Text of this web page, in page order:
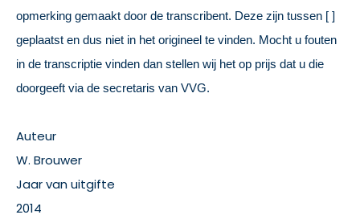
opmerking gemaakt door de transcribent. Deze zijn tussen [ ]
geplaatst en dus niet in het origineel te vinden. Mocht u fouten
in de transcriptie vinden dan stellen wij het op prijs dat u die
doorgeeft via de secretaris van VVG.
Auteur
W. Brouwer
Jaar van uitgifte
2014